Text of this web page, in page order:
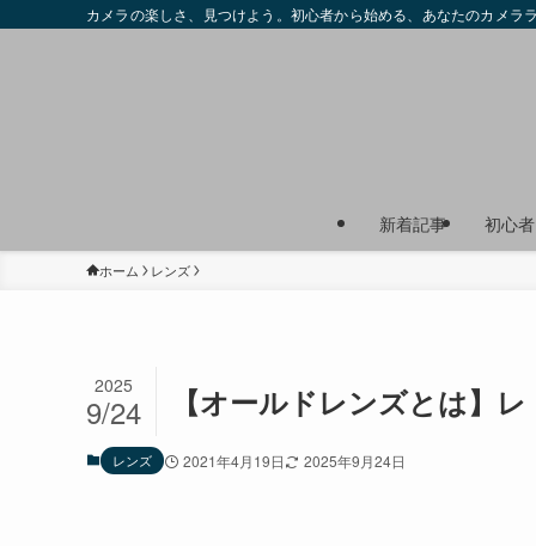
カメラの楽しさ、見つけよう。初心者から始める、あなたのカメラ
新着記事 初心
ホーム レンズ
【オールドレンズとは】
2025
9/24
レンズ 2021年4月19日 2025年9月24日